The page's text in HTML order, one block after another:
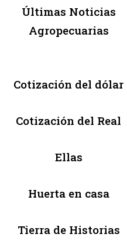
Últimas Noticias
Agropecuarias
Cotización del dólar
Cotización del Real
Ellas
Huerta en casa
Tierra de Historias